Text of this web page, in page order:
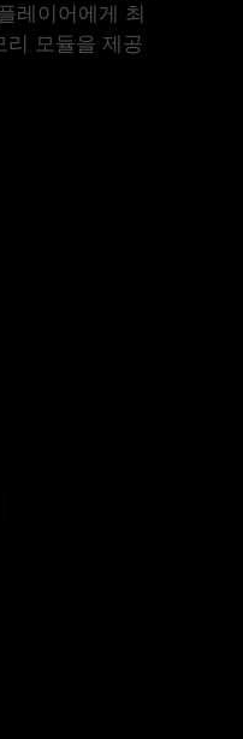
레이어에게 최
리 모듈을 제공